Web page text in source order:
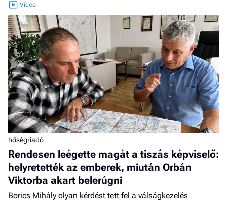
hőségriadó
Rendesen leégette magát a tiszás képviselő:
helyretették az emberek, miután Orbán
Viktorba akart belerúgni
Borics Mihály olyan kérdést tett fel a válságkezelés